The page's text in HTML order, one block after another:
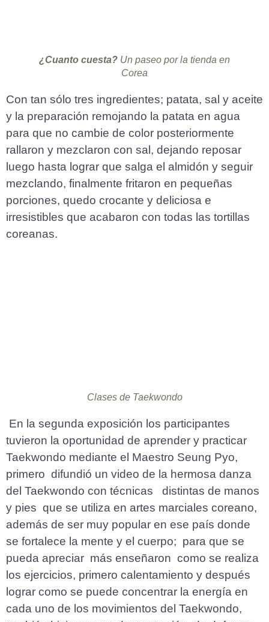
¿Cuanto cuesta? Un paseo por la tienda en
Corea
Con tan sólo tres ingredientes; patata, sal y aceite
y la preparación remojando la patata en agua
para que no cambie de color posteriormente
rallaron y mezclaron con sal, dejando reposar
luego hasta lograr que salga el almidón y seguir
mezclando, finalmente fritaron en pequeñas
porciones, quedo crocante y deliciosa e
irresistibles que acabaron con todas las tortillas
coreanas.
Clases de Taekwondo
En la segunda exposición los participantes
tuvieron la oportunidad de aprender y practicar
Taekwondo mediante el Maestro Seung Pyo,
primero difundió un video de la hermosa danza
del Taekwondo con técnicas distintas de manos
y pies que se utiliza en artes marciales coreano,
además de ser muy popular en ese país donde
se fortalece la mente y el cuerpo; para que se
pueda apreciar más enseñaron como se realiza
los ejercicios, primero calentamiento y después
lograr como se puede concentrar la energía en
cada uno de los movimientos del Taekwondo,